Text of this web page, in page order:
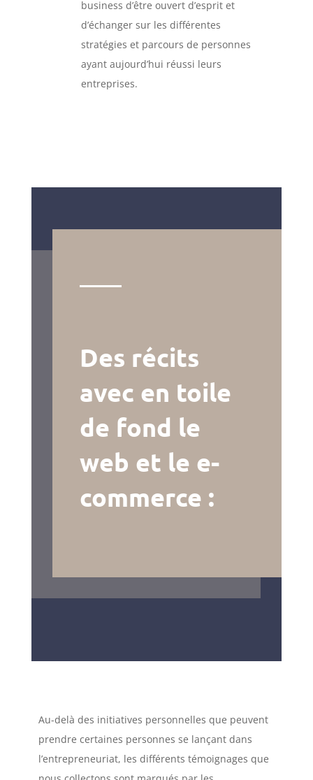
business d’être ouvert d’esprit et
d’échanger sur les différentes
stratégies et parcours de personnes
ayant aujourd’hui réussi leurs
entreprises.
Des récits
avec en toile
de fond le
web et le e-
commerce :
Au-delà des initiatives personnelles que peuvent
prendre certaines personnes se lançant dans
l’entrepreneuriat, les différents témoignages que